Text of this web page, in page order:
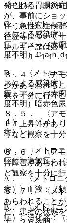
発される胃腸炎
が、事前にショ
伴う急性冠症候
往歴等について
レルギー歴は必
１．１１−１１．
８．４． 〈アモ
少があらわれる
察を十分に行う
８．５． 〈アモ
ＬＴ上昇等があ
うなど観察を十
８．６． 〈アモ
腎障害があらわ
ど観察を十分に
８．７． 〈メト
あらわれること
ど、患者の状態
−Ｐ上昇、ＬＤＨ
C． 〈メトロニ
スによる感染症
症、アメーバ赤
度不明）Ｃａｎ
D． 〈メトロニ
スによる感染症
症、アメーバ赤
度不明）暗赤色尿
４）． 〈メトロ
症）〉
@． 〈メトロニ
症）〉過敏症：
A． 〈メトロニ
症）〉血液：（
B． 〈メトロニ
症）〉消化器：